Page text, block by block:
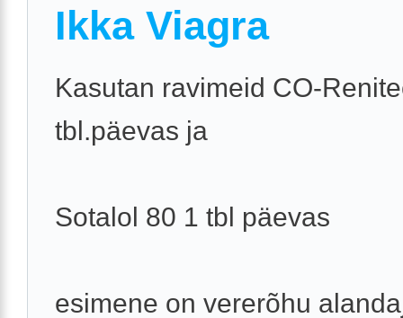
Ikka Viagra
Kasutan ravimeid CO-
tbl.päevas ja
Sotalol 80 1 tbl päevas
esimene on vererõhu